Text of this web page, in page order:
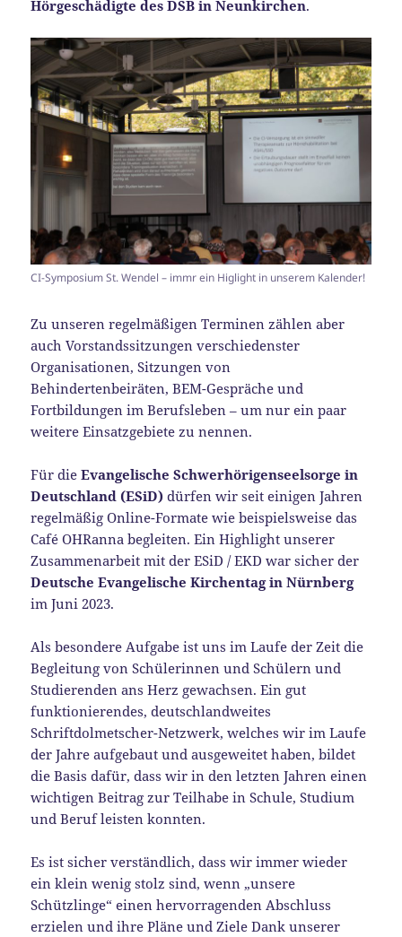
Hörgeschädigte des DSB in Neunkirchen.
CI-Symposium St. Wendel – immr ein Higlight in unserem Kalender!
Zu unseren regelmäßigen Terminen zählen aber
auch Vorstandssitzungen verschiedenster
Organisationen, Sitzungen von
Behindertenbeiräten, BEM-Gespräche und
Fortbildungen im Berufsleben – um nur ein paar
weitere Einsatzgebiete zu nennen.
Für dieEvangelische Schwerhörigenseelsorge in
Deutschland (ESiD) dürfen wir seit einigen Jahren
regelmäßig Online-Formate wie beispielsweise das
Café OHRanna begleiten. Ein Highlight unserer
Zusammenarbeit mit der ESiD / EKD war sicher der
Deutsche Evangelische Kirchentag in Nürnberg
im Juni 2023.
Als besondere Aufgabe ist uns im Laufe der Zeit die
Begleitung von Schülerinnen und Schülern und
Studierenden ans Herz gewachsen. Ein gut
funktionierendes, deutschlandweites
Schriftdolmetscher-Netzwerk, welches wir im Laufe
der Jahre aufgebaut und ausgeweitet haben, bildet
die Basis dafür, dass wir in den letzten Jahren einen
wichtigen Beitrag zur Teilhabe in Schule, Studium
und Beruf leisten konnten.
Es ist sicher verständlich, dass wir immer wieder
ein klein wenig stolz sind, wenn „unsere
Schützlinge“ einen hervorragenden Abschluss
erzielen und ihre Pläne und Ziele Dank unserer